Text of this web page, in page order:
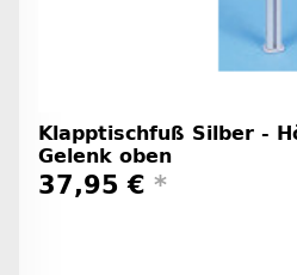
Klapptischfuß Silber -
Gelenk oben
37,95 € *